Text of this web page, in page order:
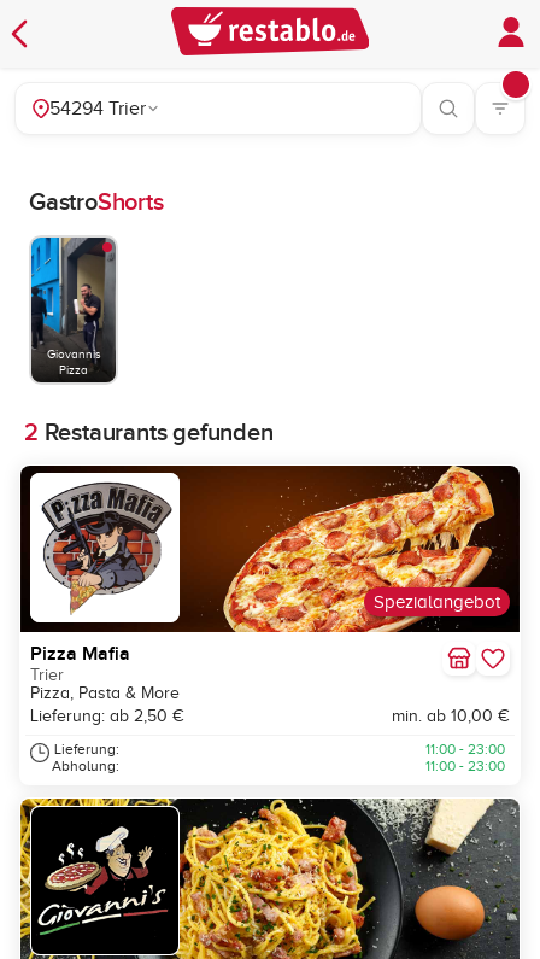
54294 Trier
GastroShorts
Giovannis
Pizza
2 Restaurants gefunden
Spezialangebot
Pizza Mafia
Trier
Pizza, Pasta & More
Lieferung: ab 2,50 €
min. ab 10,00 €
Lieferung:
Abholung:
11:00 - 23:00
11:00 - 23:00